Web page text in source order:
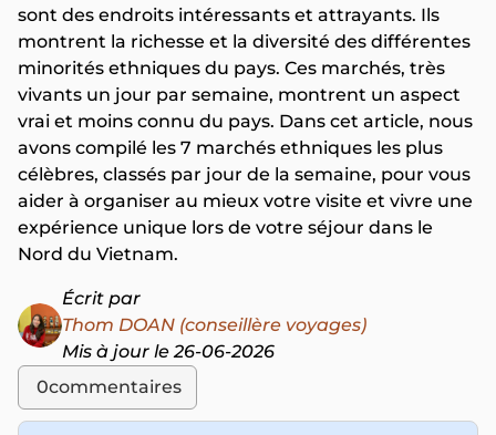
sont des endroits intéressants et attrayants. Ils
montrent la richesse et la diversité des différentes
minorités ethniques du pays. Ces marchés, très
vivants un jour par semaine, montrent un aspect
vrai et moins connu du pays. Dans cet article, nous
avons compilé les 7 marchés ethniques les plus
célèbres, classés par jour de la semaine, pour vous
aider à organiser au mieux votre visite et vivre une
expérience unique lors de votre séjour dans le
Nord du Vietnam.
Écrit par
Thom DOAN (conseillère voyages)
Mis à jour le 26-06-2026
0commentaires